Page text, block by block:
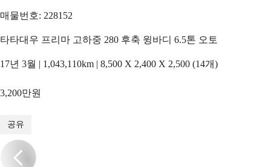
매물번호: 228152
타타대우 프리마 고하중 280 후축 윙바디 6.5톤 오토
17년 3월 | 1,043,110km | 8,500 X 2,400 X 2,500 (14개)
3,200만원
공유
/19